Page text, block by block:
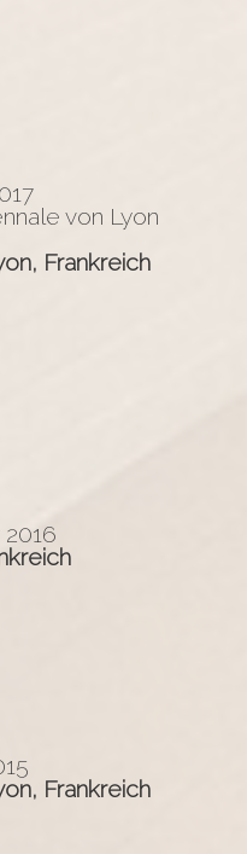
von Lyon
Frankreich
Frankreich